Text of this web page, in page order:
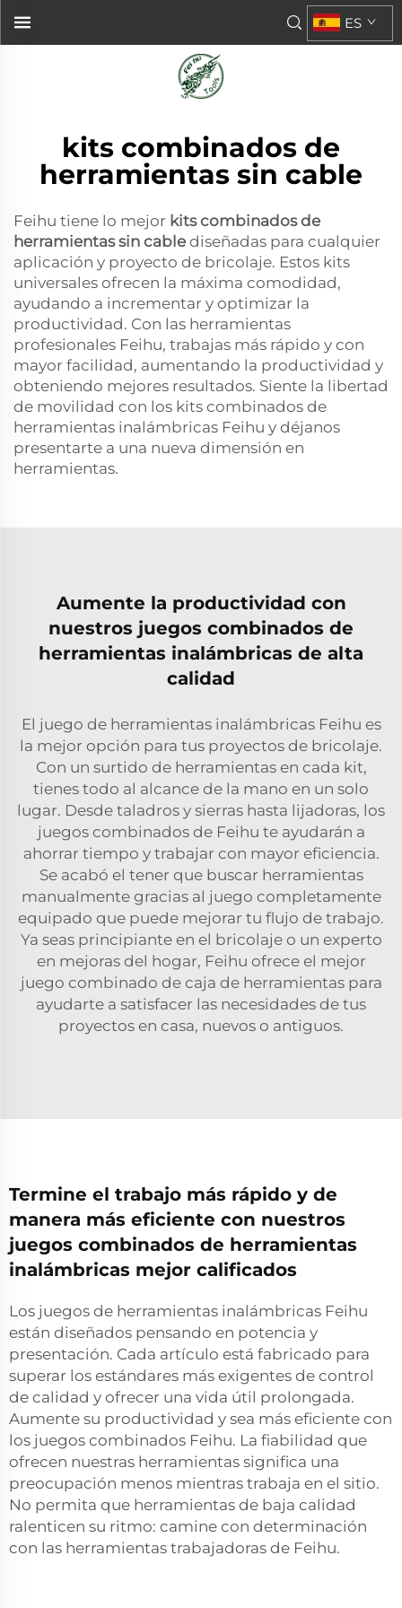
ES
kits combinados de
herramientas sin cable
Feihu tiene lo mejor kits combinados de
herramientas sin cable diseñadas para cualquier
aplicación y proyecto de bricolaje. Estos kits
universales ofrecen la máxima comodidad,
ayudando a incrementar y optimizar la
productividad. Con las herramientas
profesionales Feihu, trabajas más rápido y con
mayor facilidad, aumentando la productividad y
obteniendo mejores resultados. Siente la libertad
de movilidad con los kits combinados de
herramientas inalámbricas Feihu y déjanos
presentarte a una nueva dimensión en
herramientas.
Aumente la productividad con
nuestros juegos combinados de
herramientas inalámbricas de alta
calidad
El juego de herramientas inalámbricas Feihu es
la mejor opción para tus proyectos de bricolaje.
Con un surtido de herramientas en cada kit,
tienes todo al alcance de la mano en un solo
lugar. Desde taladros y sierras hasta lijadoras, los
juegos combinados de Feihu te ayudarán a
ahorrar tiempo y trabajar con mayor eficiencia.
Se acabó el tener que buscar herramientas
manualmente gracias al juego completamente
equipado que puede mejorar tu flujo de trabajo.
Ya seas principiante en el bricolaje o un experto
en mejoras del hogar, Feihu ofrece el mejor
juego combinado de caja de herramientas para
ayudarte a satisfacer las necesidades de tus
proyectos en casa, nuevos o antiguos.
Termine el trabajo más rápido y de
manera más eficiente con nuestros
juegos combinados de herramientas
inalámbricas mejor calificados
Los juegos de herramientas inalámbricas Feihu
están diseñados pensando en potencia y
presentación. Cada artículo está fabricado para
superar los estándares más exigentes de control
de calidad y ofrecer una vida útil prolongada.
Aumente su productividad y sea más eficiente con
los juegos combinados Feihu. La fiabilidad que
ofrecen nuestras herramientas significa una
preocupación menos mientras trabaja en el sitio.
No permita que herramientas de baja calidad
ralenticen su ritmo: camine con determinación
con las herramientas trabajadoras de Feihu.